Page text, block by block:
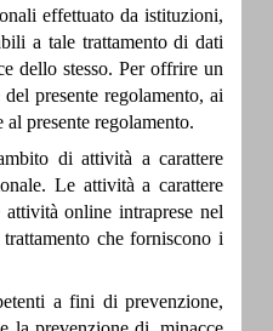
effettuato da istituzioni,
a tale trattamento di dati
dello stesso. Per offrire un
presente regolamento, ai
presente regolamento.
di attività a carattere
Le attività a carattere
online intraprese nel
che forniscono i
a fini di prevenzione,